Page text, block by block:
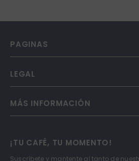
PAGINAS
LEGAL
MÁS INFORMACIÓN
¡TU CAFÉ, TU MOMENTO!
Suscríbete y mantente al tanto de